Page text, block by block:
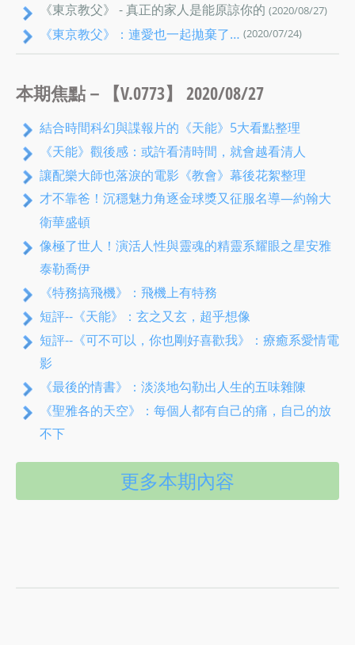
《東京教父》 - 真正的家人是能原諒你的 (2020/08/27)
《東京教父》：連愛也一起拋棄了… (2020/07/24)
本期焦點－【V.0773】 2020/08/27
結合時間科幻與諜報片的《天能》5大看點整理
《天能》觀後感：或許看清時間，就會越看清人
讓配樂大師也落淚的電影《教會》幕後花絮整理
才不靠爸！沉穩魅力角逐金球獎又征服名導—約翰大
衛華盛頓
像極了世人！演活人性與靈魂的精靈系耀眼之星安雅
泰勒喬伊
《特務搞飛機》：飛機上有特務
短評--《天能》：玄之又玄，超乎想像
短評--《可不可以，你也剛好喜歡我》：療癒系愛情電
影
《最後的情書》：淡淡地勾勒出人生的五味雜陳
《聖雅各的天空》：每個人都有自己的痛，自己的放
不下
更多本期內容